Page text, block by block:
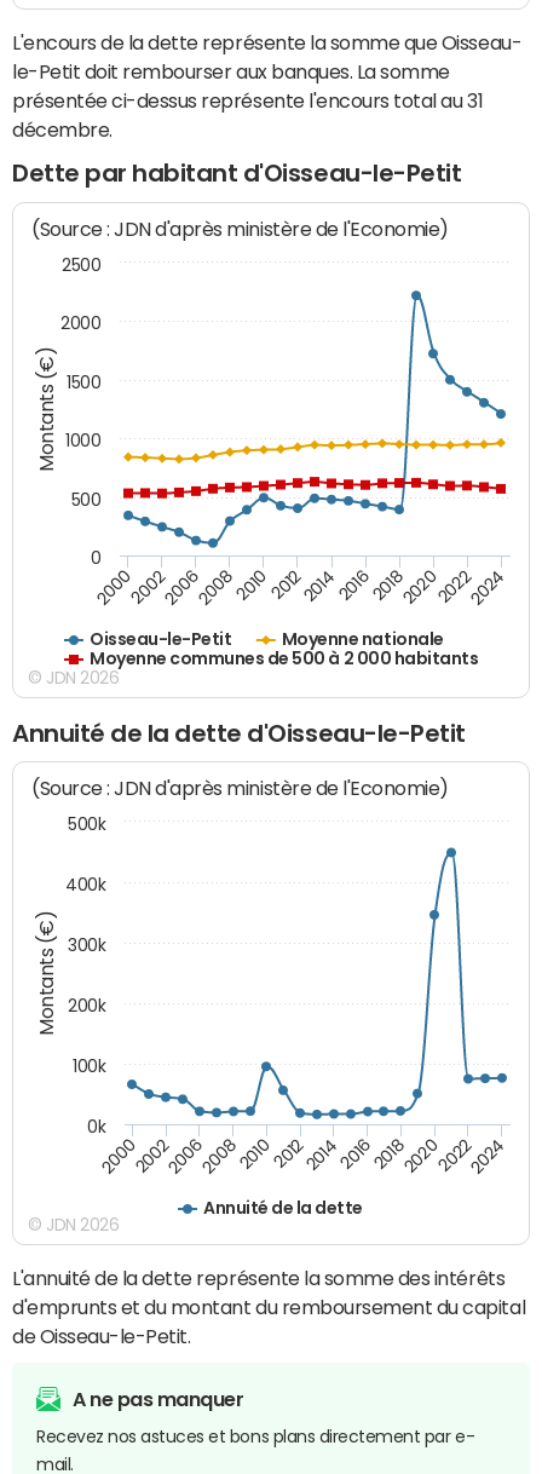
L'encours de la dette représente la somme que Oisseau-
le-Petit doit rembourser aux banques. La somme
présentée ci-dessus représente l'encours total au 31
décembre.
Dette par habitant d'Oisseau-le-Petit
Montants (€)
(Source : JDN d'après ministère de l'Economie)
Oisseau-le-Petit
Moyenne nationale
Moyenne communes de 500 à 2 000 habitants
200020022006200820102012201420162018202020222024
0
500
1000
1500
2000
2500
© JDN 2026
Annuité de la dette d'Oisseau-le-Petit
Montants (€)
(Source : JDN d'après ministère de l'Economie)
Annuité de la dette
200020022006200820102012201420162018202020222024
0k
100k
200k
300k
400k
500k
© JDN 2026
L'annuité de la dette représente la somme des intérêts
d'emprunts et du montant du remboursement du capital
de Oisseau-le-Petit.
A ne pas manquer
Recevez nos astuces et bons plans directement par e-
mail.